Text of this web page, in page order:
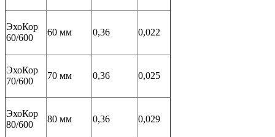
ЭхоКор
60/600
60 мм 0,36 0,022
ЭхоКор
70/600
70 мм 0,36 0,025
ЭхоКор
80/600
80 мм 0,36 0,029